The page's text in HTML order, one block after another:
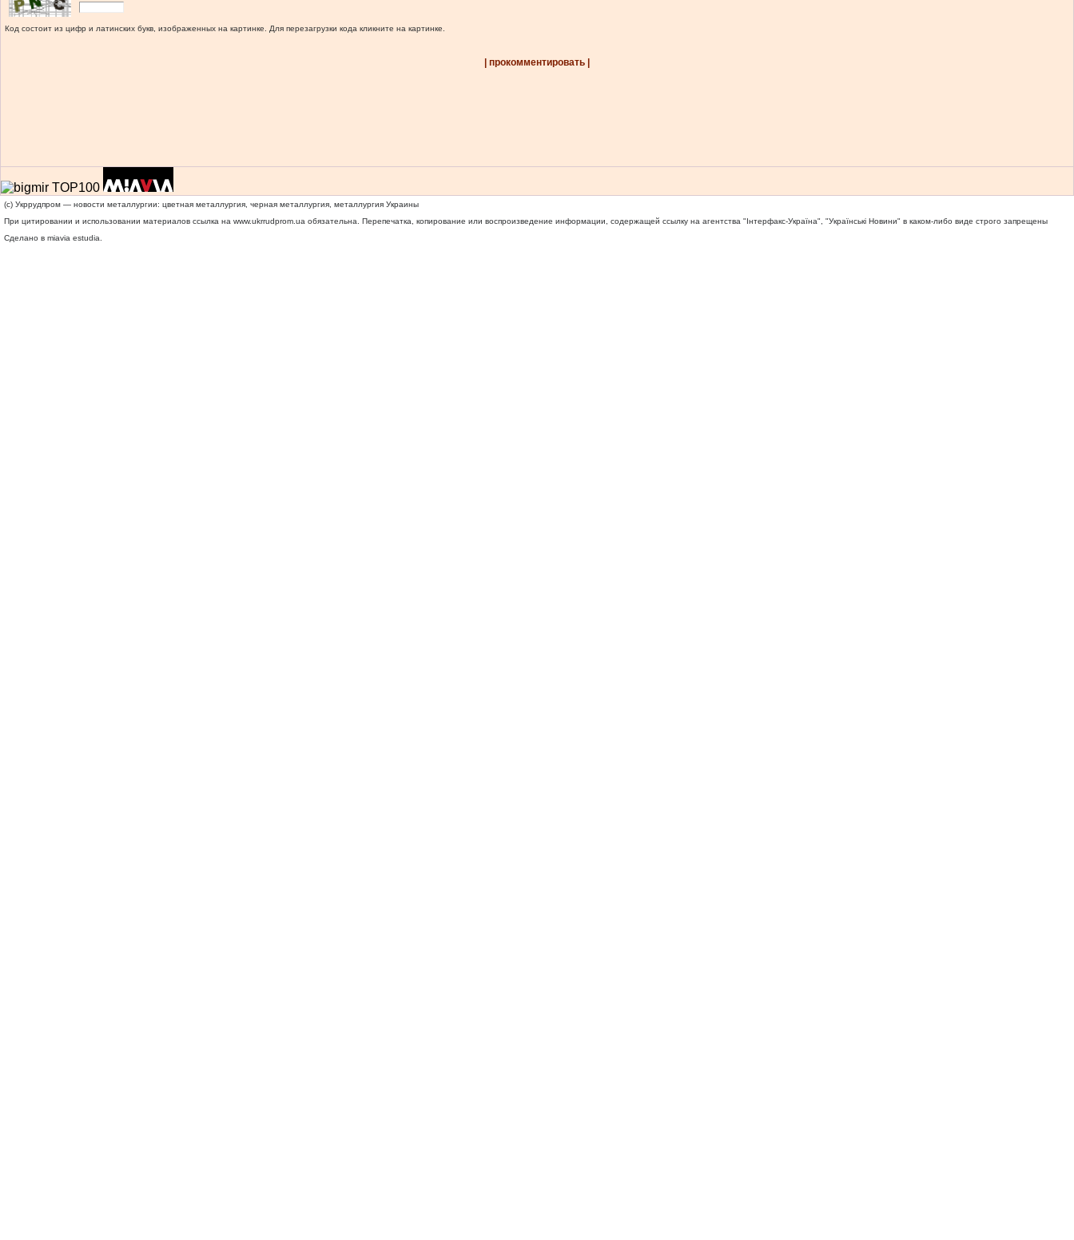
Код состоит из цифр и латинских букв, изображенных на картинке. Для перезагрузки кода кликните на картинке.
| прокомментировать |
(c) Укррудпром — новости металлургии: цветная металлургия, черная металлургия, металлургия Украины
При цитировании и использовании материалов ссылка на www.ukrrudprom.ua обязательна. Перепечатка, копирование или воспроизведение информации, содержащей ссылку на агентства "Iнтерфакс-Україна", "Українськi Новини" в каком-либо виде строго запрещены
Сделано в miavia estudia.